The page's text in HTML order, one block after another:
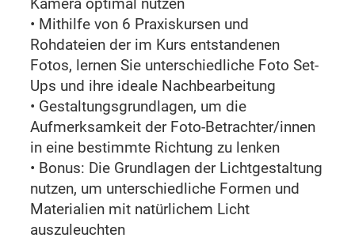
Kamera optimal nutzen
• Mithilfe von 6 Praxiskursen und
Rohdateien der im Kurs entstandenen
Fotos, lernen Sie unterschiedliche Foto Set-
Ups und ihre ideale Nachbearbeitung
• Gestaltungsgrundlagen, um die
Aufmerksamkeit der Foto-Betrachter/innen
in eine bestimmte Richtung zu lenken
• Bonus: Die Grundlagen der Lichtgestaltung
nutzen, um unterschiedliche Formen und
Materialien mit natürlichem Licht
auszuleuchten